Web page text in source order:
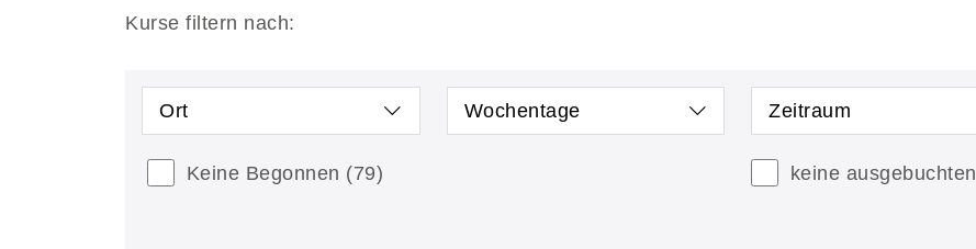
Kurse filtern nach:
Ort Wochentage Zeitraum
Keine Begonnen (79) keine ausgebuchten